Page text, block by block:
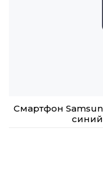
Смартфон